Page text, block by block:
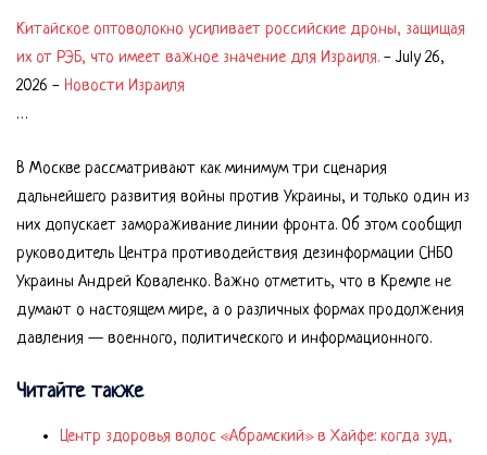
Китайское оптоволокно усиливает российские дроны, защищая
их от РЭБ, что имеет важное значение для Израиля. -July 26,
2026 - Новости Израиля
…
В Москве рассматривают как минимум три сценария
дальнейшего развития войны против Украины, и только один из
них допускает замораживание линии фронта. Об этом сообщил
руководитель Центра противодействия дезинформации СНБО
Украины Андрей Коваленко. Важно отметить, что в Кремле не
думают о настоящем мире, а о различных формах продолжения
давления — военного, политического и информационного.
Читайте также
Центр здоровья волос «Абрaмский» в Хайфе: когда зуд,